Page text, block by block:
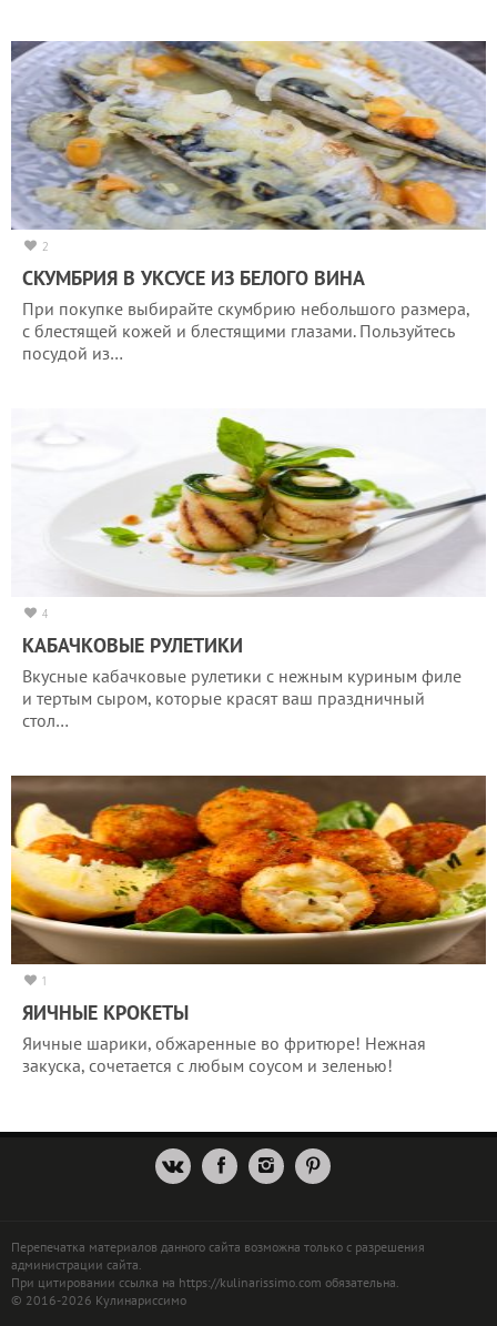
2
СКУМБРИЯ В УКСУСЕ ИЗ БЕЛОГО ВИНА
При покупке выбирайте скумбрию небольшого размера,
с блестящей кожей и блестящими глазами. Пользуйтесь
посудой из…
4
КАБАЧКОВЫЕ РУЛЕТИКИ
Вкусные кабачковые рулетики с нежным куриным филе
и тертым сыром, которые красят ваш праздничный
стол…
1
ЯИЧНЫЕ КРОКЕТЫ
Яичные шарики, обжаренные во фритюре! Нежная
закуска, сочетается с любым соусом и зеленью!
Перепечатка материалов данного сайта возможна только с разрешения
администрации сайта.
При цитировании ссылка на https://kulinarissimo.com обязательна.
© 2016-2026 Кулинариссимо